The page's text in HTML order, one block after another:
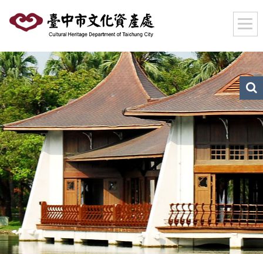
要
內
容
區
塊
文
化
資
搜
尋